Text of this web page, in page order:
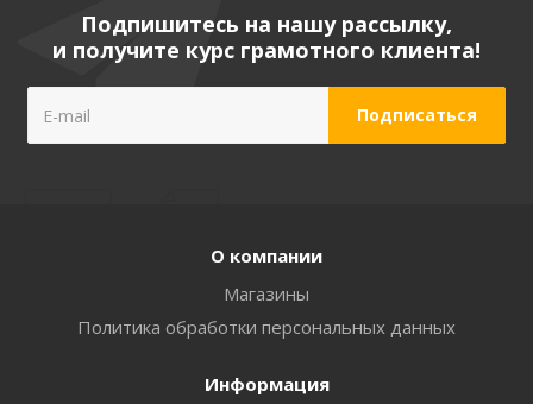
Подпишитесь на нашу рассылку,
и получите курс грамотного клиента!
О компании
Магазины
Политика обработки персональных данных
Информация